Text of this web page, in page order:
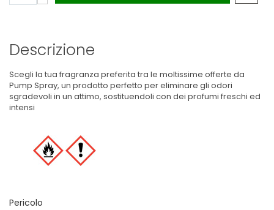
Descrizione
Scegli la tua fragranza preferita tra le moltissime offerte da
Pump Spray, un prodotto perfetto per eliminare gli odori
sgradevoli in un attimo, sostituendoli con dei profumi freschi ed
intensi
Pericolo